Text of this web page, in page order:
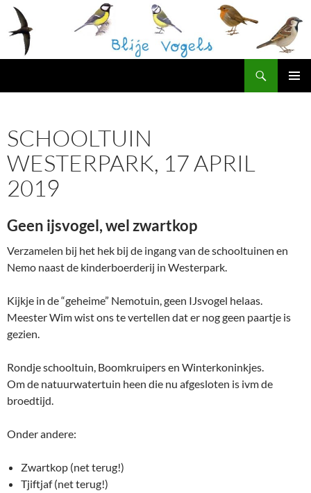
naar
de
inhoud
SCHOOLTUIN
WESTERPARK, 17 APRIL
2019
Geen ijsvogel, wel zwartkop
Verzamelen bij het hek bij de ingang van de schooltuinen en
Nemo naast de kinderboerderij in Westerpark.
Kijkje in de “geheime” Nemotuin, geen IJsvogel helaas.
Meester Wim wist ons te vertellen dat er nog geen paartje is
gezien.
Rondje schooltuin, Boomkruipers en Winterkoninkjes.
Om de natuurwatertuin heen die nu afgesloten is ivm de
broedtijd.
Onder andere:
Zwartkop (net terug!)
Tjiftjaf (net terug!)